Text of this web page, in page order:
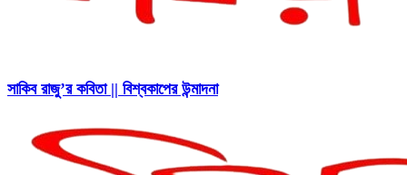
সাকিব রাজু’র কবিতা || বিশ্বকাপের উন্মাদনা